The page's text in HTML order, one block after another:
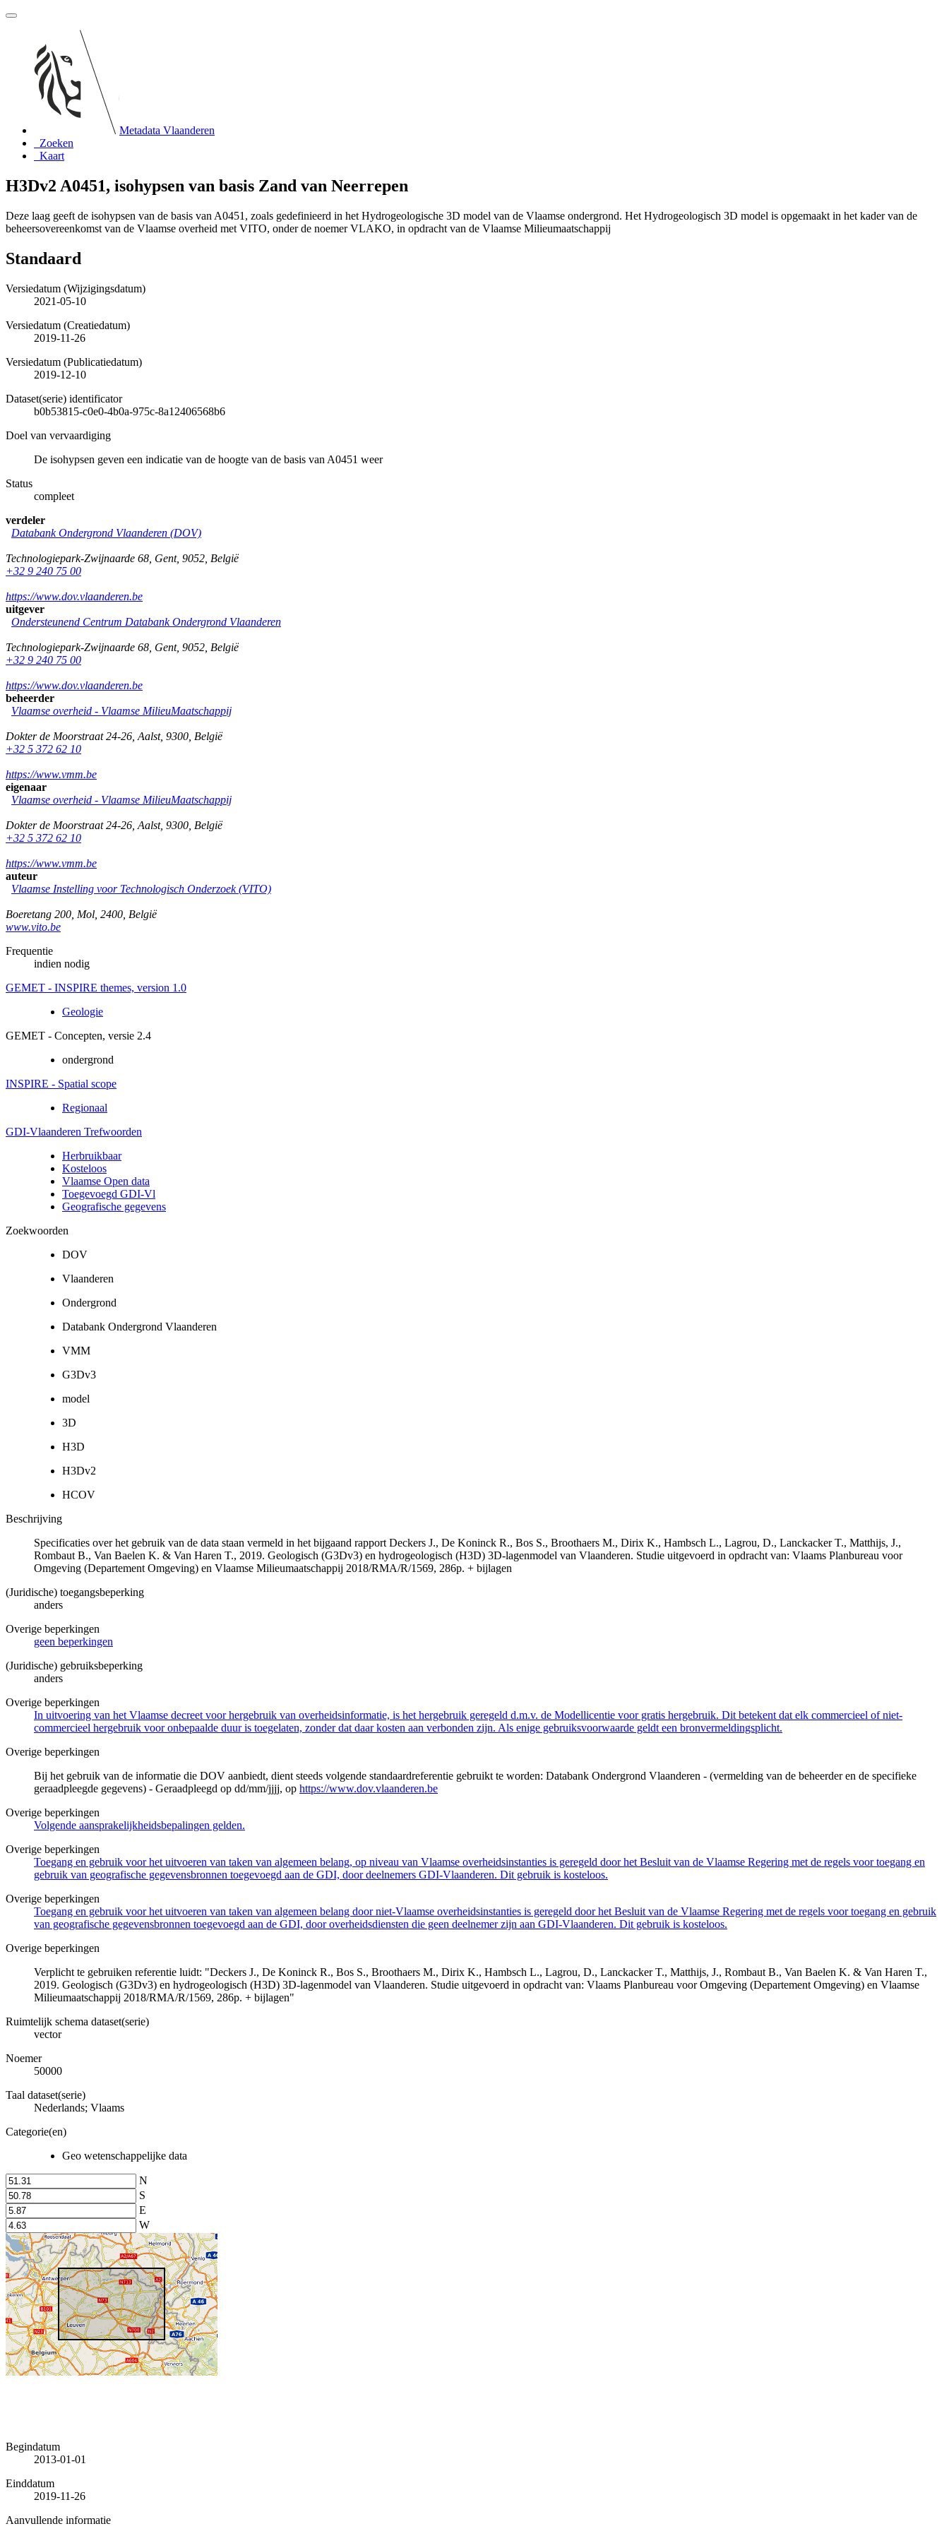
Metadata Vlaanderen
Zoeken
Kaart
H3Dv2 A0451, isohypsen van basis Zand van Neerrepen
Deze laag geeft de isohypsen van de basis van A0451, zoals gedefinieerd in het Hydrogeologische 3D model van de Vlaamse ondergrond. Het Hydrogeologisch 3D model is opgemaakt in het kader van de
beheersovereenkomst van de Vlaamse overheid met VITO, onder de noemer VLAKO, in opdracht van de Vlaamse Milieumaatschappij
Standaard
Versiedatum (Wijzigingsdatum)
2021-05-10
Versiedatum (Creatiedatum)
2019-11-26
Versiedatum (Publicatiedatum)
2019-12-10
Dataset(serie) identificator
b0b53815-c0e0-4b0a-975c-8a12406568b6
Doel van vervaardiging
De isohypsen geven een indicatie van de hoogte van de basis van A0451 weer
Status
compleet
verdeler
Databank Ondergrond Vlaanderen (DOV)
Technologiepark-Zwijnaarde 68 Gent, 9052 België
+32 9 240 75 00
https://www.dov.vlaanderen.be
uitgever
Ondersteunend Centrum Databank Ondergrond Vlaanderen
Technologiepark-Zwijnaarde 68 Gent, 9052 België
+32 9 240 75 00
https://www.dov.vlaanderen.be
beheerder
Vlaamse overheid - Vlaamse MilieuMaatschappij
Dokter de Moorstraat 24-26 Aalst, 9300 België
+32 5 372 62 10
https://www.vmm.be
eigenaar
Vlaamse overheid - Vlaamse MilieuMaatschappij
Dokter de Moorstraat 24-26 Aalst, 9300 België
+32 5 372 62 10
https://www.vmm.be
auteur
Vlaamse Instelling voor Technologisch Onderzoek (VITO)
Boeretang 200 Mol 2400 België
www.vito.be
Frequentie
indien nodig
GEMET - INSPIRE themes, version 1.0
Geologie
GEMET - Concepten, versie 2.4
ondergrond
INSPIRE - Spatial scope
Regionaal
GDI-Vlaanderen Trefwoorden
Herbruikbaar
Kosteloos
Vlaamse Open data
Toegevoegd GDI-Vl
Geografische gegevens
Zoekwoorden
DOV
Vlaanderen
Ondergrond
Databank Ondergrond Vlaanderen
VMM
G3Dv3
model
3D
H3D
H3Dv2
HCOV
Beschrijving
Specificaties over het gebruik van de data staan vermeld in het bijgaand rapport Deckers J., De Koninck R., Bos S., Broothaers M., Dirix K., Hambsch L., Lagrou, D., Lanckacker T., Matthijs, J.,
Rombaut B., Van Baelen K. & Van Haren T., 2019. Geologisch (G3Dv3) en hydrogeologisch (H3D) 3D-lagenmodel van Vlaanderen. Studie uitgevoerd in opdracht van: Vlaams Planbureau voor
Omgeving (Departement Omgeving) en Vlaamse Milieumaatschappij 2018/RMA/R/1569, 286p. + bijlagen
(Juridische) toegangsbeperking
anders
Overige beperkingen
geen beperkingen
(Juridische) gebruiksbeperking
anders
Overige beperkingen
In uitvoering van het Vlaamse decreet voor hergebruik van overheidsinformatie, is het hergebruik geregeld d.m.v. de Modellicentie voor gratis hergebruik. Dit betekent dat elk commercieel of niet-
commercieel hergebruik voor onbepaalde duur is toegelaten, zonder dat daar kosten aan verbonden zijn. Als enige gebruiksvoorwaarde geldt een bronvermeldingsplicht.
Overige beperkingen
Bij het gebruik van de informatie die DOV aanbiedt, dient steeds volgende standaardreferentie gebruikt te worden: Databank Ondergrond Vlaanderen - (vermelding van de beheerder en de specifieke
geraadpleegde gegevens) - Geraadpleegd op dd/mm/jjjj, op https://www.dov.vlaanderen.be
Overige beperkingen
Volgende aansprakelijkheidsbepalingen gelden.
Overige beperkingen
Toegang en gebruik voor het uitvoeren van taken van algemeen belang, op niveau van Vlaamse overheidsinstanties is geregeld door het Besluit van de Vlaamse Regering met de regels voor toegang en
gebruik van geografische gegevensbronnen toegevoegd aan de GDI, door deelnemers GDI-Vlaanderen. Dit gebruik is kosteloos.
Overige beperkingen
Toegang en gebruik voor het uitvoeren van taken van algemeen belang door niet-Vlaamse overheidsinstanties is geregeld door het Besluit van de Vlaamse Regering met de regels voor toegang en gebruik
van geografische gegevensbronnen toegevoegd aan de GDI, door overheidsdiensten die geen deelnemer zijn aan GDI-Vlaanderen. Dit gebruik is kosteloos.
Overige beperkingen
Verplicht te gebruiken referentie luidt: "Deckers J., De Koninck R., Bos S., Broothaers M., Dirix K., Hambsch L., Lagrou, D., Lanckacker T., Matthijs, J., Rombaut B., Van Baelen K. & Van Haren T.,
2019. Geologisch (G3Dv3) en hydrogeologisch (H3D) 3D-lagenmodel van Vlaanderen. Studie uitgevoerd in opdracht van: Vlaams Planbureau voor Omgeving (Departement Omgeving) en Vlaamse
Milieumaatschappij 2018/RMA/R/1569, 286p. + bijlagen"
Ruimtelijk schema dataset(serie)
vector
Noemer
50000
Taal dataset(serie)
Nederlands; Vlaams
Categorie(en)
Geo wetenschappelijke data
N
S
E
W
Begindatum
2013-01-01
Einddatum
2019-11-26
Aanvullende informatie